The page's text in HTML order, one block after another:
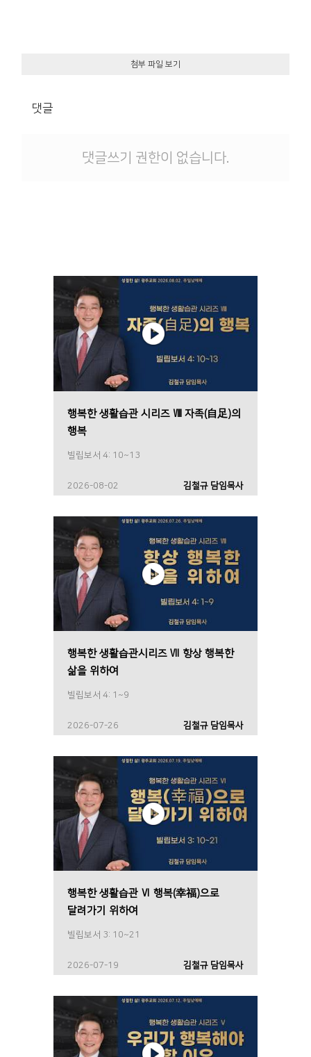
첨부 파일 보기
댓글
댓글쓰기 권한이 없습니다.
행복한 생활습관 시리즈 Ⅷ 자족(自足)의
행복
빌립보서 4: 10~13
2026-08-02 김철규 담임목사
행복한 생활습관시리즈 Ⅶ 항상 행복한
삶을 위하여
빌립보서 4: 1~9
2026-07-26 김철규 담임목사
행복한 생활습관 Ⅵ 행복(幸福)으로
달려가기 위하여
빌립보서 3: 10~21
2026-07-19 김철규 담임목사